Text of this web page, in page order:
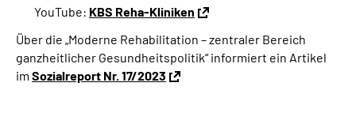
YouTube: KBS Reha-Kliniken
Über die „Moderne Rehabilitation – zentraler Bereich
ganzheitlicher Gesundheitspolitik“ informiert ein Artikel
im Sozialreport Nr. 17/2023